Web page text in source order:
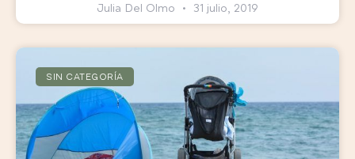
Julia Del Olmo 31 julio, 2019
SIN CATEGORÍA